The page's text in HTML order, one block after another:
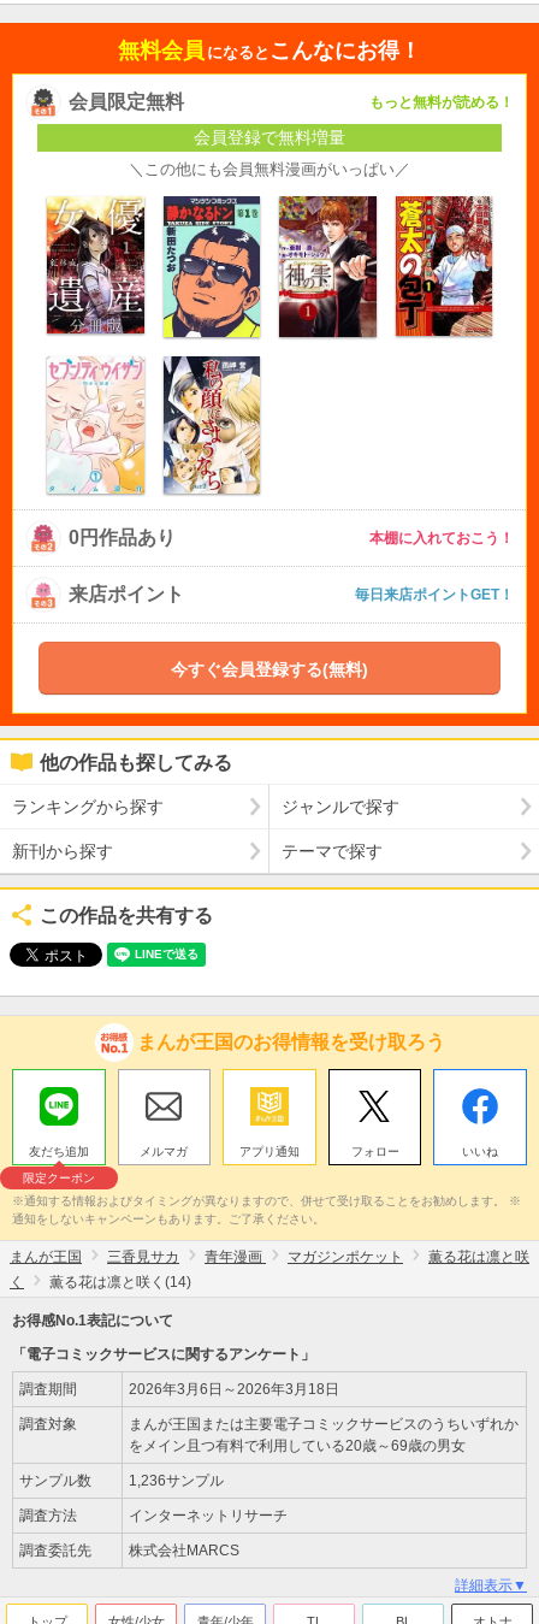
無料会員 になると こんなにお得！
会員限定無料 もっと無料が読める！
会員登録で無料増量
＼この他にも会員無料漫画がいっぱい／
0円作品あり 本棚に入れておこう！
来店ポイント 毎日来店ポイントGET！
今すぐ会員登録する(無料)
他の作品も探してみる
ランキングから探す ジャンルで探す
新刊から探す テーマで探す
この作品を共有する
まんが王国のお得情報を受け取ろう
友だち追加
限定クーポン
メルマガ アプリ通知 フォロー いいね
※通知する情報およびタイミングが異なりますので、併せて受け取ることをお勧めします。 ※
通知をしないキャンペーンもあります。ご了承ください。
まんが王国 三香見サカ 青年漫画 マガジンポケット
薫る花は凛と咲
く
薫る花は凛と咲く(14)
お得感No.1表記について
「電子コミックサービスに関するアンケート」
調査期間 2026年3月6日～2026年3月18日
調査対象
まんが王国または主要電子コミックサービスのうちいずれか
をメイン且つ有料で利用している20歳～69歳の男女
サンプル数 1,236サンプル
調査方法 インターネットリサーチ
調査委託先 株式会社MARCS
詳細表示▼